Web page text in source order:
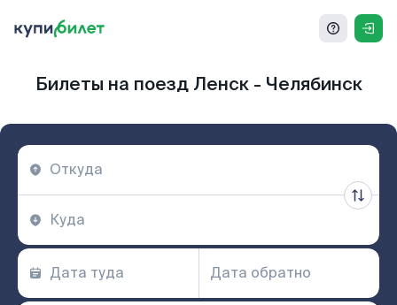
Билеты на поезд Ленск - Челябинск